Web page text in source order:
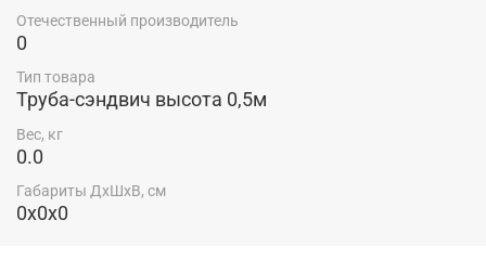
Отечественный производитель
0
Тип товара
Труба-сэндвич высота 0,5м
Вес, кг
0.0
Габариты ДхШхВ, см
0x0x0